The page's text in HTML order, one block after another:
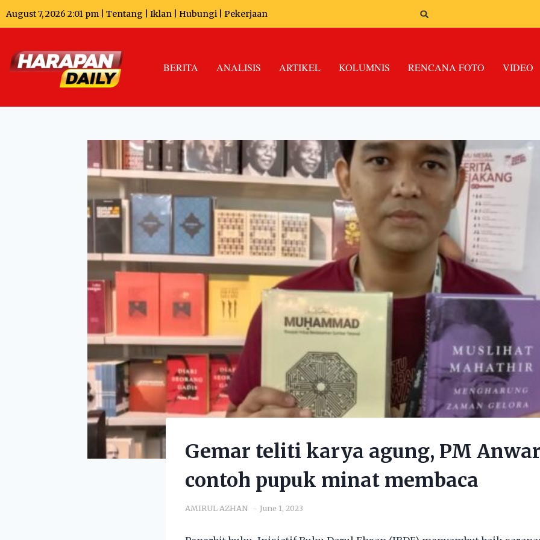
August 7, 2026 2:01 pm | Tentang Iklan Hubungi Pekerjaan
BERITA ANALISIS ARTIKEL KOLUMNIS RENCANA FOTO VIDEO
Gemar teliti karya agung, PM
contoh pupuk minat membaca
AMIRUL AZHAN June 1, 2023